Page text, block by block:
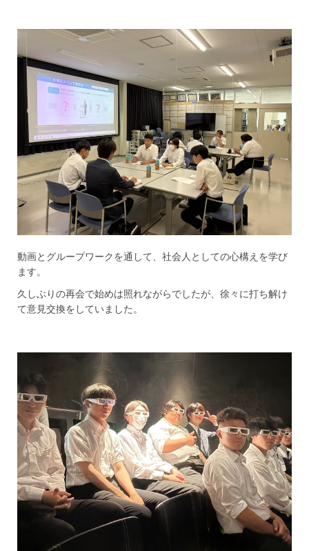
動画とグループワークを通して、社会人としての心構えを学び
ます。
久しぶりの再会で始めは照れながらでしたが、徐々に打ち解け
て意見交換をしていました。